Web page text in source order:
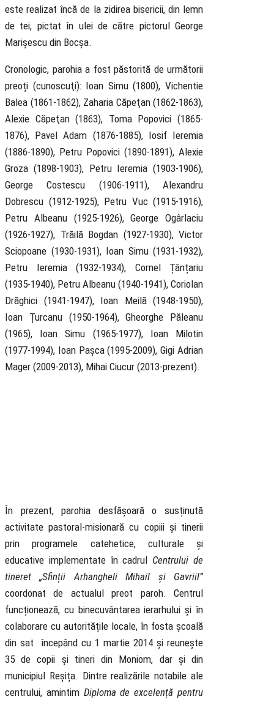
este realizat încă de la zidirea bisericii, din lemn
de tei, pictat în ulei de către pictorul George
Marișescu din Bocșa.
Cronologic, parohia a fost păstorită de următorii
preoți (cunoscuţi): Ioan Simu (1800), Vichentie
Balea (1861-1862), Zaharia Căpeţan (1862-1863),
Alexie Căpeţan (1863), Toma Popovici (1865-
1876), Pavel Adam (1876-1885), Iosif Ieremia
(1886-1890), Petru Popovici (1890-1891), Alexie
Groza (1898-1903), Petru Ieremia (1903-1906),
George Costescu (1906-1911), Alexandru
Dobrescu (1912-1925), Petru Vuc (1915-1916),
Petru Albeanu (1925-1926), George Ogârlaciu
(1926-1927), Trăilă Bogdan (1927-1930), Victor
Sciopoane (1930-1931), Ioan Simu (1931-1932),
Petru Ieremia (1932-1934), Cornel Țânțariu
(1935-1940), Petru Albeanu (1940-1941), Coriolan
Drăghici (1941-1947), Ioan Meilă (1948-1950),
Ioan Țurcanu (1950-1964), Gheorghe Păleanu
(1965), Ioan Simu (1965-1977), Ioan Milotin
(1977-1994), Ioan Pașca (1995-2009), Gigi Adrian
Mager (2009-2013), Mihai Ciucur (2013-prezent).
În prezent, parohia desfășoară o susținută
activitate pastoral-misionară cu copiii și tinerii
prin programele catehetice, culturale și
educative implementate în cadrul Centrului de
tineret „Sfinții Arhangheli Mihail și Gavriil”
coordonat de actualul preot paroh. Centrul
funcționează, cu binecuvântarea ierarhului și în
colaborare cu autoritățile locale, în fosta școală
din sat începând cu 1 martie 2014 și reunește
35 de copii și tineri din Moniom, dar și din
municipiul Reșița. Dintre realizările notabile ale
centrului, amintim Diploma de excelență pentru